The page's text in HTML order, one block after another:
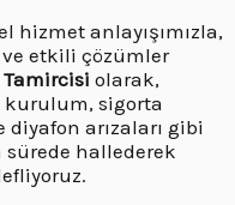
hizmet anlayışımızla,
ve etkili çözümler
Tamircisi olarak,
kurulum, sigorta
diyafon arızaları gibi
hallederek